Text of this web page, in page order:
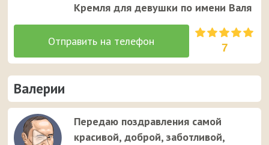
Кремля для девушки по имени Валя
7
Валерии
Передаю поздравления самой
красивой, доброй, заботливой,